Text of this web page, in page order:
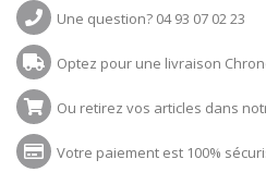
Une question? 04 93 07 02 23
Optez pour une livraison
Ou retirez vos articles dans
Votre paiement est 100%